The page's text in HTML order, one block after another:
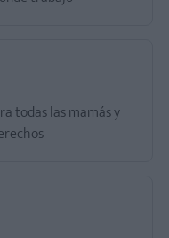
todas las mamás y